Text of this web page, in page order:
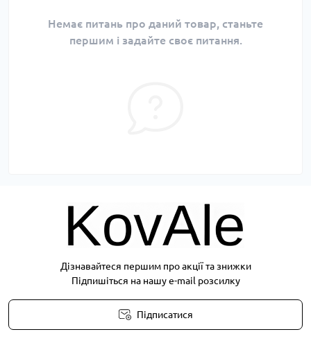
Немає питань про даний товар, станьте
першим і задайте своє питання.
Дізнавайтеся першим про акції та знижки
Підпишіться на нашу e-mail розсилку
Підписатися